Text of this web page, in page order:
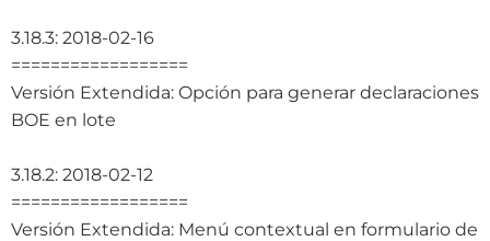
3.18.3: 2018-02-16
==================
Versión Extendida: Opción para generar declaraciones
BOE en lote
3.18.2: 2018-02-12
==================
Versión Extendida: Menú contextual en formulario de